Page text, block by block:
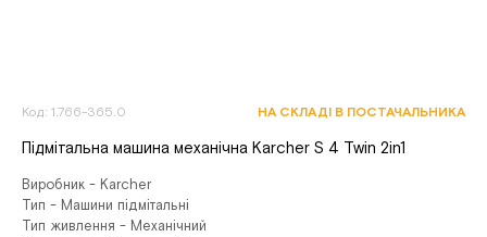
Код: 1.766-365.0 НА СКЛАДІ В ПОСТАЧАЛЬНИКА
Підмітальна машина механічна Karcher S 4 Twin 2in1
Виробник - Karcher
Тип - Машини підмітальні
Тип живлення - Механічний